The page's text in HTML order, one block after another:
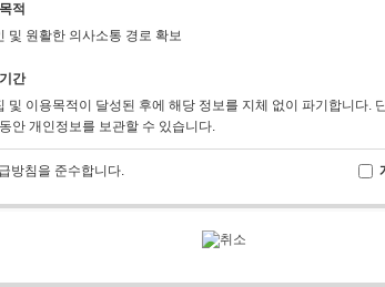
적
및 원활한 의사소통 경로 확보
간
및 이용목적이 달성된 후에 해당 정보를 지체 없이 파기합니다.
안 개인정보를 보관할 수 있습니다.
방침을 준수합니다.